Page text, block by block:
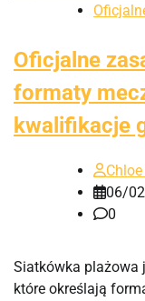
Oficjalne
formaty
kwalifikacje
06/
0
Siatkówka plażowa
które określają